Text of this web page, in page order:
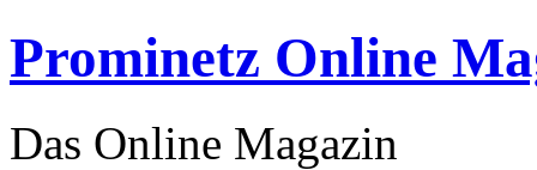
Prominetz Online
Das Online Magazin